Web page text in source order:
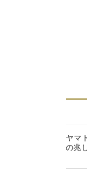
ヤマ
の兆